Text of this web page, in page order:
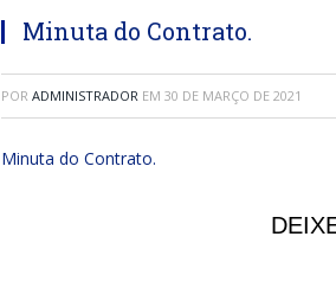
Minuta do Contrato.
POR ADMINISTRADOR EM 30 DE MARÇO DE 2021
Minuta do Contrato.